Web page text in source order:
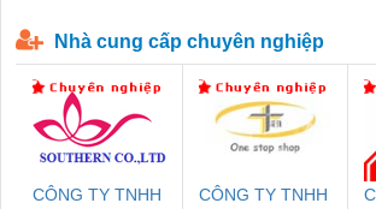
Nhà cung cấp chuyên nghiệp
CÔNG TY TNHH
CÔNG TY TNHH